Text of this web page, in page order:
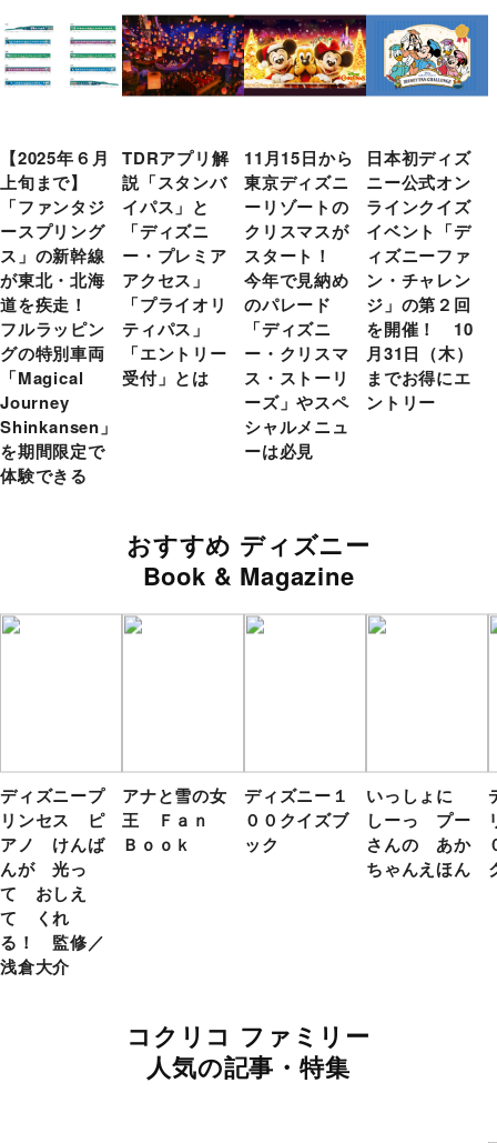
【2025年６月
上旬まで】
「ファンタジ
ースプリング
ス」の新幹線
が東北・北海
道を疾走！
フルラッピン
グの特別車両
「Magical
Journey
Shinkansen」
を期間限定で
体験できる
TDRアプリ解
説「スタンバ
イパス」と
「ディズニ
ー・プレミア
アクセス」
「プライオリ
ティパス」
「エントリー
受付」とは
11月15日から
東京ディズニ
ーリゾートの
クリスマスが
スタート！
今年で見納め
のパレード
「ディズニ
ー・クリスマ
ス・ストーリ
ーズ」やスペ
シャルメニュ
ーは必見
日本初ディズ
ニー公式オン
ラインクイズ
イベント「デ
ィズニーファ
ン・チャレン
ジ」の第２回
を開催！ 10
月31日（木）
までお得にエ
ントリー
おすすめ ディズニー
Book & Magazine
ディズニープ
リンセス ピ
アノ けんば
んが 光っ
て おしえ
て くれ
る！ 監修／
浅倉大介
アナと雪の女
王 Ｆａｎ
Ｂｏｏｋ
ディズニー１
００クイズブ
ック
いっしょに
しーっ プー
さんの あか
ちゃんえほん
コクリコ ファミリー
人気の記事・特集